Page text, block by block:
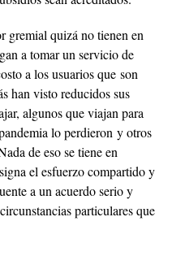
gremial quizá no tienen en
a tomar un servicio de
a los usuarios que son
han visto reducidos sus
algunos que viajan para
lo perdieron y otros
de eso se tiene en
el esfuerzo compartido y
a un acuerdo serio y
particulares que